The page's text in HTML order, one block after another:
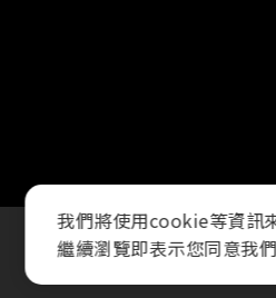
我們將使用cookie等資訊
繼續瀏覽即表示您同意我